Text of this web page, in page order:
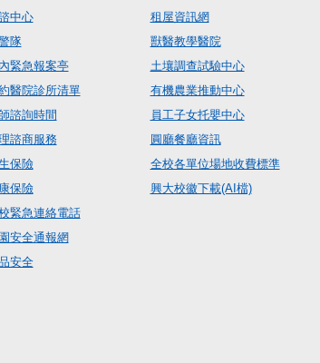
中心
隊
緊急報案亭
醫院診所清單
諮詢時間
諮商服務
保險
保險
緊急連絡電話
安全通報網
安全
租屋資訊網
獸醫教學醫院
土壤調查試驗中心
有機農業推動中心
員工子女托嬰中心
圓廳餐廳資訊
全校各單位場地收費標準
興大校徽下載(AI檔)